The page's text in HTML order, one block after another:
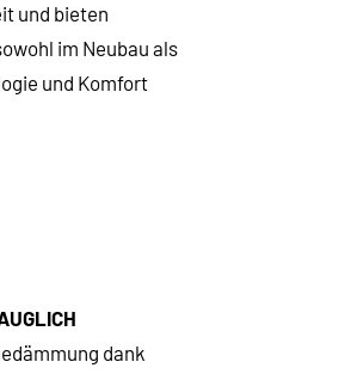
und bieten
im Neubau als
und Komfort
dank